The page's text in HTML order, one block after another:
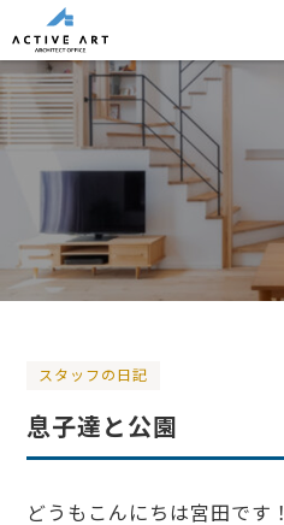
スタッフの日記
息子達と公園
どうもこんにちは宮田です！